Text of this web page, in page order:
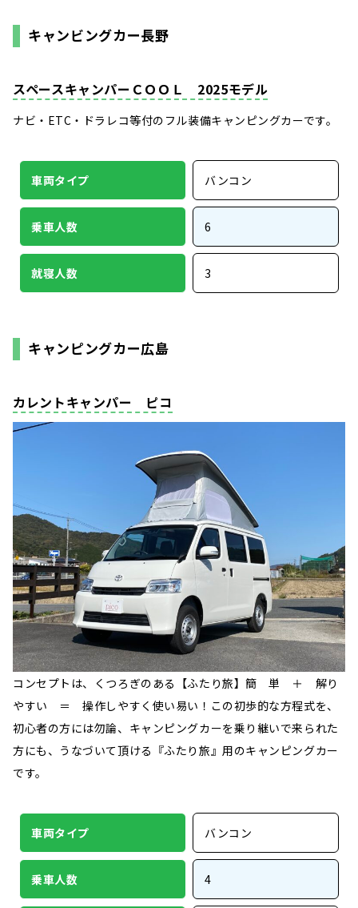
キャンビングカー長野
スペースキャンパーＣＯＯＬ 2025モデル
ナビ・ETC・ドラレコ等付のフル装備キャンピングカーです。
車両タイプ バンコン
乗車人数 6
就寝人数 3
キャンピングカー広島
カレントキャンパー ピコ
コンセプトは、くつろぎのある【ふたり旅】簡 単 ＋ 解り
やすい ＝ 操作しやすく使い易い！この初歩的な方程式を、
初心者の方には勿論、キャンピングカーを乗り継いで来られた
方にも、うなづいて頂ける『ふたり旅』用のキャンピングカー
です。
車両タイプ バンコン
乗車人数 4